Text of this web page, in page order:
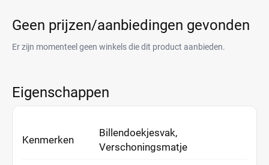
Geen prijzen/aanbiedingen gevonden
Er zijn momenteel geen winkels die dit product aanbieden.
Eigenschappen
Kenmerken
Billendoekjesvak,
Verschoningsmatje